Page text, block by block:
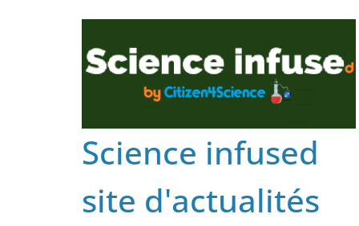
Science infused
site d'actualités